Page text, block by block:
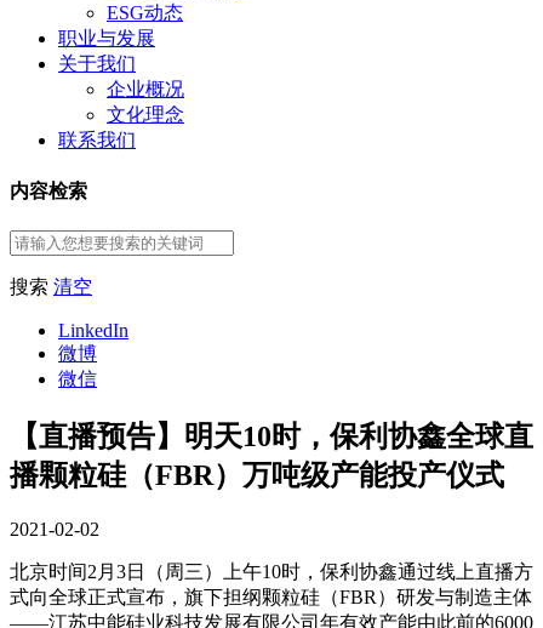
ESG动态
职业与发展
关于我们
企业概况
文化理念
联系我们
内容检索
搜索 清空
LinkedIn
微博
微信
【直播预告】明天10时，保利协鑫全球直
播颗粒硅（FBR）万吨级产能投产仪式
2021-02-02
北京时间2月3日（周三）上午10时，保利协鑫通过线上直播方
式向全球正式宣布，旗下担纲颗粒硅（FBR）研发与制造主体
——江苏中能硅业科技发展有限公司年有效产能由此前的6000